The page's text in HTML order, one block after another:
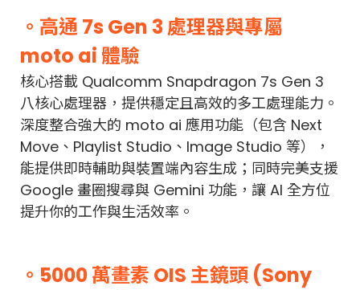
。高通 7s Gen 3 處理器與專屬
moto ai 體驗
核心搭載 Qualcomm Snapdragon 7s Gen 3
八核心處理器，提供穩定且高效的多工處理能力。
深度整合強大的 moto ai 應用功能（包含 Next
Move、Playlist Studio、Image Studio 等），
能提供即時輔助與裝置端內容生成；同時完美支援
Google 畫圈搜尋與 Gemini 功能，讓 AI 全方位
提升你的工作與生活效率。
。5000 萬畫素 OIS 主鏡頭 (Sony